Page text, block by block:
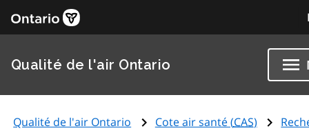
Qualité de l'air Ontario
Qualité de l'air Ontario Cote air santé (CAS)